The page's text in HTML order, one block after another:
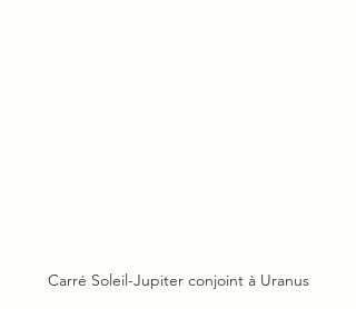
Carré Soleil-Jupiter conjoint à Uranus